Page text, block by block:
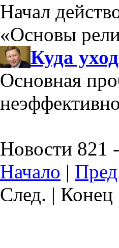
Начал
«Основы
Куда
Основная
Новости 821
Начало |
След. | Конец